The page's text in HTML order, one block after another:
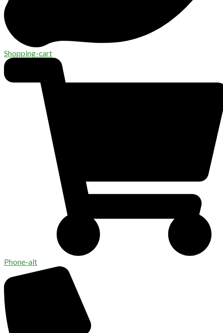
Shopping-cart
Phone-alt